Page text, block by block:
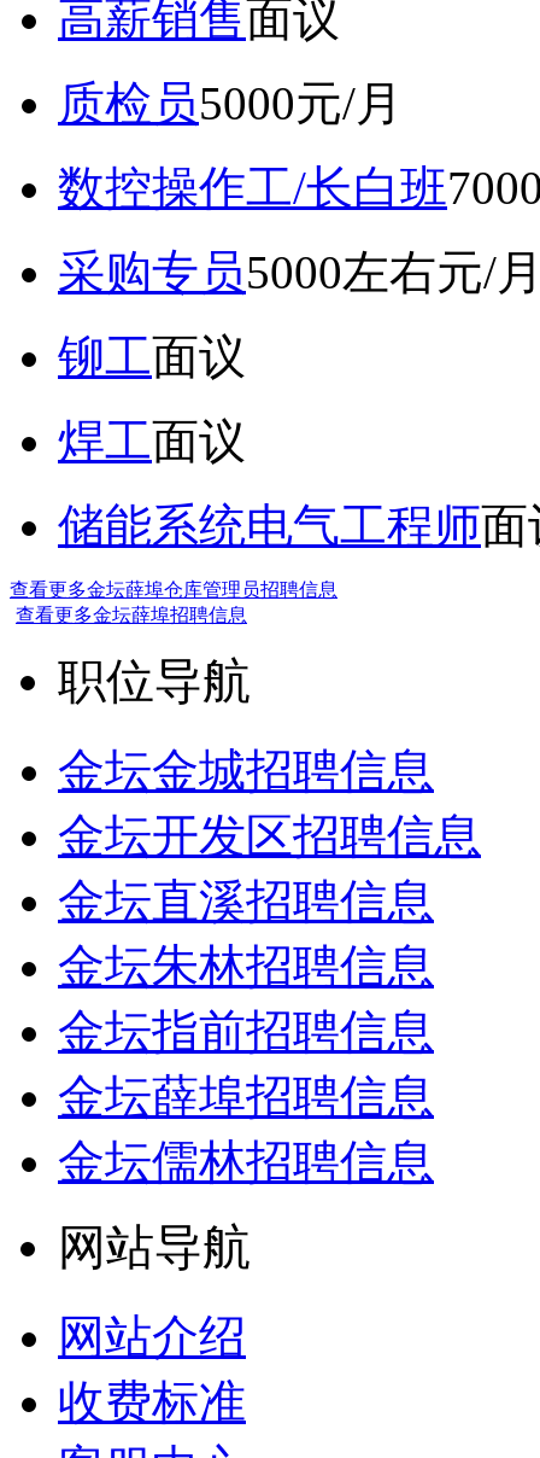
高薪销售面议
质检员5000元/月
数控操作工/长白班
采购专员5000左右元/
铆工面议
焊工面议
储能系统电气工程师面
查看更多金坛薛埠仓库管理员招聘信息
查看更多金坛薛埠招聘信息
职位导航
金坛金城招聘信息
金坛开发区招聘信息
金坛直溪招聘信息
金坛朱林招聘信息
金坛指前招聘信息
金坛薛埠招聘信息
金坛儒林招聘信息
网站导航
网站介绍
收费标准